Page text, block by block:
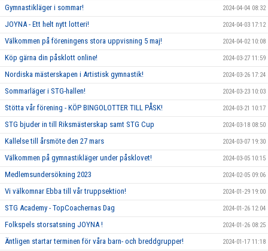
Gymnastikläger i sommar! 2024-04-04 08:32
JOYNA - Ett helt nytt lotteri! 2024-04-03 17:12
Välkommen på föreningens stora uppvisning 5 maj! 2024-04-02 10:08
Köp gärna din påsklott online! 2024-03-27 11:59
Nordiska mästerskapen i Artistisk gymnastik! 2024-03-26 17:24
Sommarläger i STG-hallen! 2024-03-23 10:03
Stötta vår förening - KÖP BINGOLOTTER TILL PÅSK! 2024-03-21 10:17
STG bjuder in till Riksmästerskap samt STG Cup 2024-03-18 08:50
Kallelse till årsmöte den 27 mars 2024-03-07 19:30
Välkommen på gymnastikläger under påsklovet! 2024-03-05 10:15
Medlemsundersökning 2023 2024-02-05 09:06
Vi välkomnar Ebba till vår truppsektion! 2024-01-29 19:00
STG Academy - TopCoachernas Dag 2024-01-26 12:04
Folkspels storsatsning JOYNA ! 2024-01-26 08:25
Äntligen startar terminen för våra barn- och breddgrupper! 2024-01-17 11:18